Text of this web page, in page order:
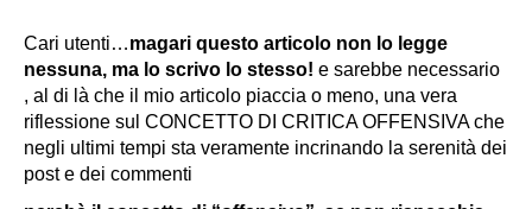
Cari utenti…magari questo articolo non lo legge
nessuna, ma lo scrivo lo stesso! e sarebbe necessario
, al di là che il mio articolo piaccia o meno, una vera
riflessione sul CONCETTO DI CRITICA OFFENSIVA che
negli ultimi tempi sta veramente incrinando la serenità dei
post e dei commenti